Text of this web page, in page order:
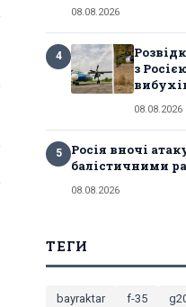
08.08.2026
4
з
08.08.2026
5
Росія вночі
балістичними
08.08.2026
ТЕГИ
bayraktar f-35